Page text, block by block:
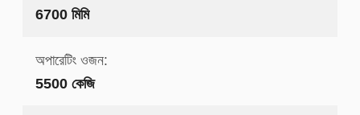
6700 মিমি
অপারেটিং ওজন:
5500 কেজি